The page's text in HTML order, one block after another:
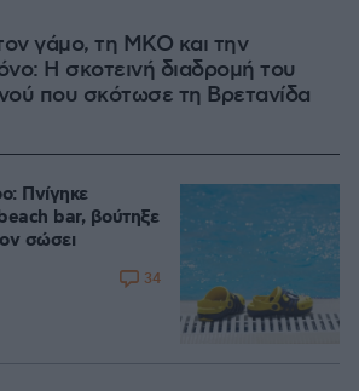
γάμο, τη ΜΚΟ και την
Η σκοτεινή διαδρομή του
που σκότωσε τη Βρετανίδα
Πνίγηκε
bar, βούτηξε
σώσει
34